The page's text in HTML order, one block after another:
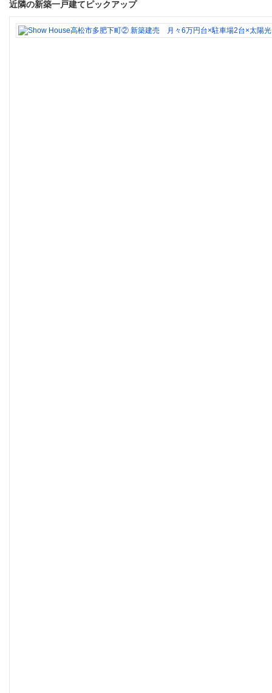
近隣の新築一戸建てピックアップ